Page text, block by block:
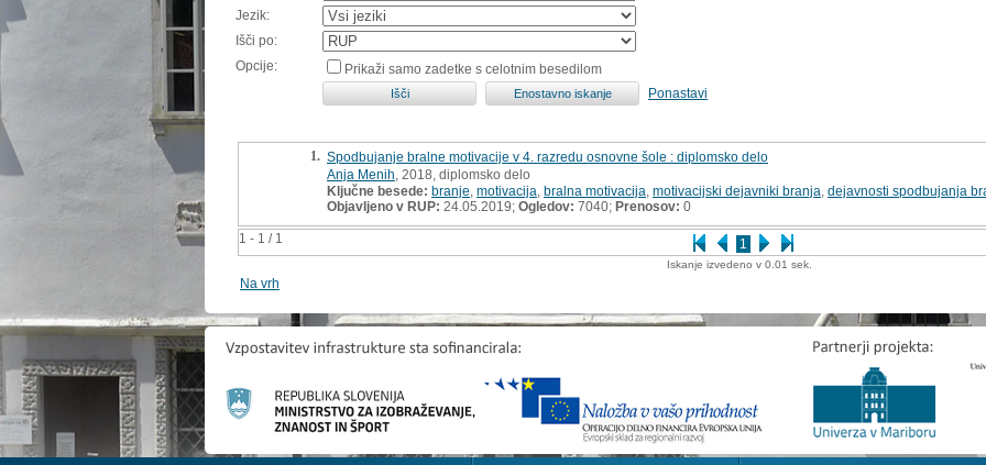
Jezik:
Išči po:
Opcije:
Prikaži samo zadetke s celotnim besedilom
Ponastavi
1 - 1 / 1 1
1. Spodbujanje bralne motivacije v 4. razredu osnovne šole : diplomsko delo
Anja Menih , 2018, diplomsko delo
Ključne besede: branje motivacija bralna motivacija motivacijski dejavniki branja dejavnosti spodbujanja
Objavljeno v RUP: 24.05.2019; Ogledov: 7040; Prenosov: 0
Iskanje izvedeno v 0.01 sek.
Na vrh